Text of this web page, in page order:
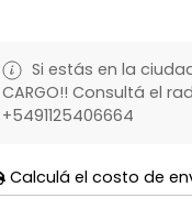
Si estás en la
CARGO!! Consultá el
+5491125406664
Calculá el costo de